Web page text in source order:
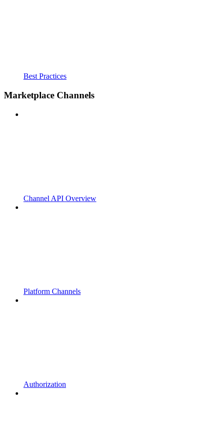
Best Practices
Marketplace Channels
Channel API Overview
Platform Channels
Authorization